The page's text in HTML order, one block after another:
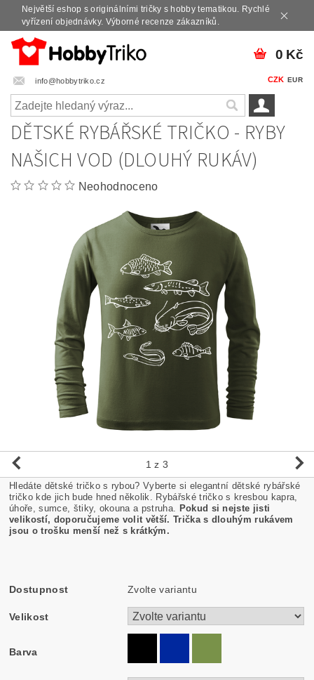
Největší eshop s originálními tričky s hobby tematikou. Rychlé
vyřízení objednávky. Výborné recenze zákazníků.
info@hobbytriko.cz CZK EUR
0 Kč
DĚTSKÉ RYBÁŘSKÉ TRIČKO - RYBY
NAŠICH VOD (DLOUHÝ RUKÁV)
Neohodnoceno
1 z 3
Hledáte dětské tričko s rybou? Vyberte si elegantní dětské rybářské
tričko kde jich bude hned několik. Rybářské tričko s kresbou kapra,
úhoře, sumce, štiky, okouna a pstruha.
Pokud si nejste jisti
velikostí, doporučujeme volit větší. Trička s dlouhým rukávem
jsou o trošku menší než s krátkým.
Dostupnost Zvolte variantu
Velikost
Barva